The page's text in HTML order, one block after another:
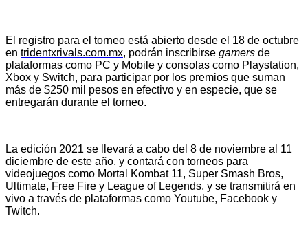
El registro para el torneo está abierto desde el 18 de octubre
en tridentxrivals.com.mx, podrán inscribirse gamers de
plataformas como PC y Mobile y consolas como Playstation,
Xbox y Switch, para participar por los premios que suman
más de $250 mil pesos en efectivo y en especie, que se
entregarán durante el torneo.
La edición 2021 se llevará a cabo del 8 de noviembre al 11
diciembre de este año, y contará con torneos para
videojuegos como Mortal Kombat 11, Super Smash Bros,
Ultimate, Free Fire y League of Legends, y se transmitirá en
vivo a través de plataformas como Youtube, Facebook y
Twitch.